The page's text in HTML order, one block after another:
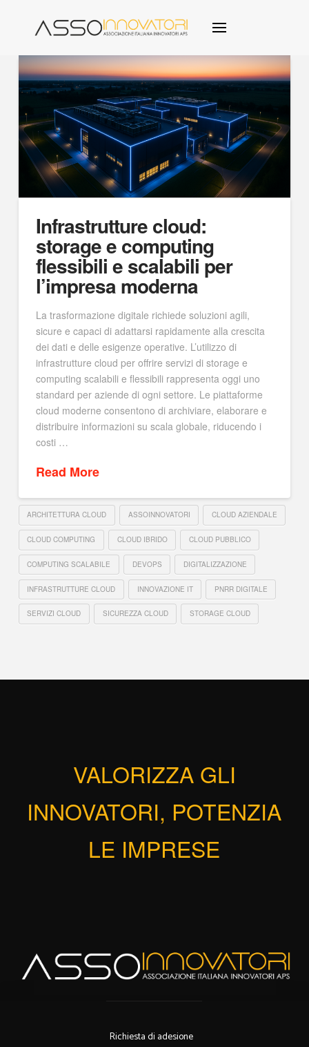
Infrastrutture cloud:
storage e computing
flessibili e scalabili per
l’impresa moderna
La trasformazione digitale richiede soluzioni agili,
sicure e capaci di adattarsi rapidamente alla crescita
dei dati e delle esigenze operative. L’utilizzo di
infrastrutture cloud per offrire servizi di storage e
computing scalabili e flessibili rappresenta oggi uno
standard per aziende di ogni settore. Le piattaforme
cloud moderne consentono di archiviare, elaborare e
distribuire informazioni su scala globale, riducendo i
costi …
Read More
ARCHITETTURA CLOUD ASSOINNOVATORI CLOUD AZIENDALE
CLOUD COMPUTING CLOUD IBRIDO CLOUD PUBBLICO
COMPUTING SCALABILE DEVOPS DIGITALIZZAZIONE
INFRASTRUTTURE CLOUD INNOVAZIONE IT PNRR DIGITALE
SERVIZI CLOUD SICUREZZA CLOUD STORAGE CLOUD
VALORIZZA GLI
INNOVATORI, POTENZIA
LE IMPRESE
Richiesta di adesione